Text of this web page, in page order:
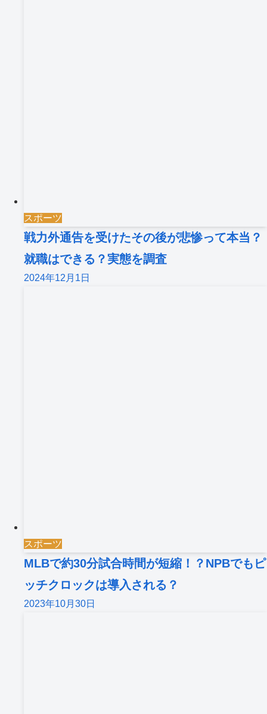
スポーツ
戦力外通告を受けたその後が悲惨って本当？
就職はできる？実態を調査
2024年12月1日
スポーツ
MLBで約30分試合時間が短縮！？NPBでもピ
ッチクロックは導入される？
2023年10月30日